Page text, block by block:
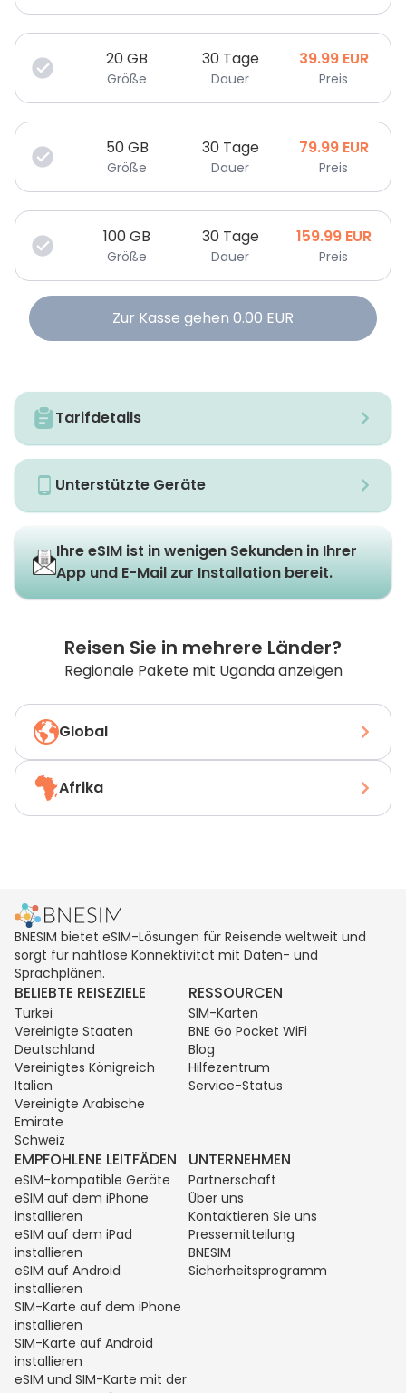
20GB
Größe
30 Tage
Dauer
39.99 EUR
Preis
50GB
Größe
30 Tage
Dauer
79.99 EUR
Preis
100GB
Größe
30 Tage
Dauer
159.99 EUR
Preis
Zur Kasse gehen 0.00 EUR
Tarifdetails
Unterstützte Geräte
Ihre eSIM ist in wenigen Sekunden in Ihrer
App und E-Mail zur Installation bereit.
Reisen Sie in mehrere Länder?
Regionale Pakete mit Uganda anzeigen
Global
Afrika
BNESIM bietet eSIM-Lösungen für Reisende weltweit und
sorgt für nahtlose Konnektivität mit Daten- und
Sprachplänen.
BELIEBTE REISEZIELE
Türkei
Vereinigte Staaten
Deutschland
Vereinigtes Königreich
Italien
Vereinigte Arabische
Emirate
Schweiz
RESSOURCEN
SIM-Karten
BNE Go Pocket WiFi
Blog
Hilfezentrum
Service-Status
EMPFOHLENE LEITFÄDEN
eSIM-kompatible Geräte
eSIM auf dem iPhone
installieren
eSIM auf dem iPad
installieren
eSIM auf Android
installieren
SIM-Karte auf dem iPhone
installieren
SIM-Karte auf Android
installieren
eSIM und SIM-Karte mit der
UNTERNEHMEN
Partnerschaft
Über uns
Kontaktieren Sie uns
Pressemitteilung
BNESIM
Sicherheitsprogramm